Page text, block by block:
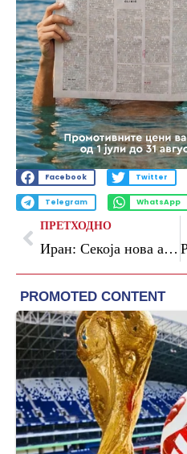
Facebook Twitter
Telegram WhatsApp
ПРЕТХОДНО
Иран: Секоја нова агресија ќе биде пресретната со огромна воена сила